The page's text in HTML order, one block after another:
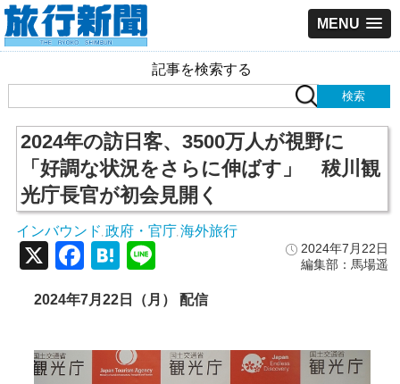
MENU
記事を検索する
2024年の訪日客、3500万人が視野に
「好調な状況をさらに伸ばす」 秡川観
光庁長官が初会見開く
インバウンド 政府・官庁 海外旅行
2024年7月22日
編集部：馬場遥
X Facebook
Hatena
2024年7月22日（月） 配信